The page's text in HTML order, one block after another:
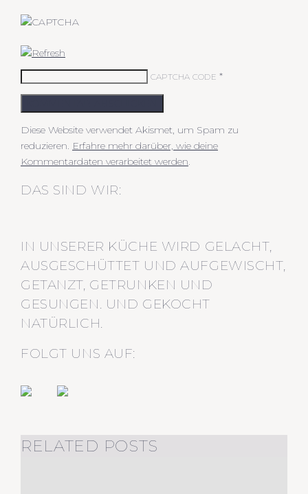
CAPTCHA CODE *
Diese Website verwendet Akismet, um Spam zu
reduzieren. Erfahre mehr darüber, wie deine
Kommentardaten verarbeitet werden.
DAS SIND WIR:
IN UNSERER KÜCHE WIRD GELACHT,
AUSGESCHÜTTET UND AUFGEWISCHT,
GETANZT, GETRUNKEN UND
GESUNGEN. UND GEKOCHT
NATÜRLICH.
FOLGT UNS AUF:
RELATED POSTS